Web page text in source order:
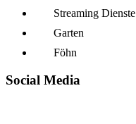
Streaming Dienste
Garten
Föhn
Social Media